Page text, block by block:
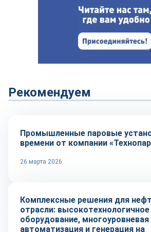
Рекомендуем
Репортаж
Промышленные паровые
времени от компании
26 марта 2026
Рынок
Комплексные решения для
отрасли: высокотехнологичное
оборудование, многоуровневая
автоматизация и генерация на